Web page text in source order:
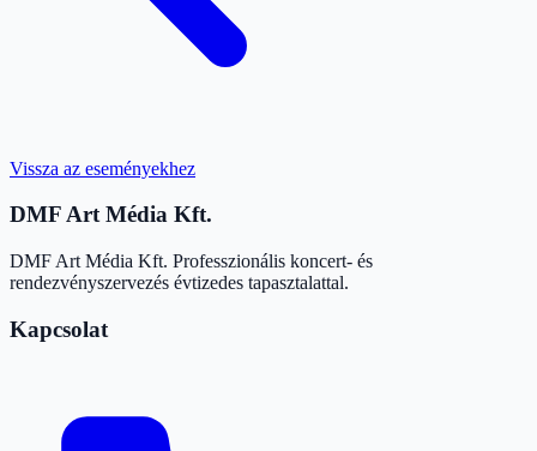
Vissza az eseményekhez
DMF Art Média Kft.
DMF Art Média Kft. Professzionális koncert- és
rendezvényszervezés évtizedes tapasztalattal.
Kapcsolat